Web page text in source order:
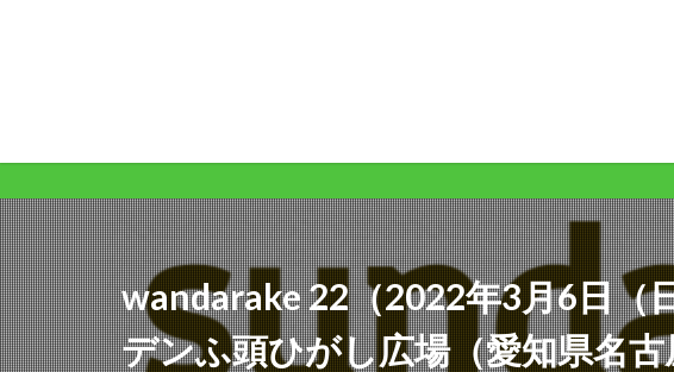
wandarake 22（2022年3月6日（
デンふ頭ひがし広場（愛知県名古